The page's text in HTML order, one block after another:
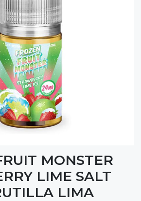
MONSTER
LIME SALT
LIMA